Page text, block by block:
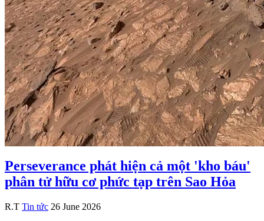
Perseverance phát hiện cả một 'kho báu'
phân tử hữu cơ phức tạp trên Sao Hỏa
R.T Tin tức 26 June 2026